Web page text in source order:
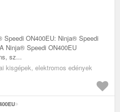
ON400EU: Ninja® Speedi
Ninja® Speedi ON400EU
sz...
kisgépek, elektromos edények